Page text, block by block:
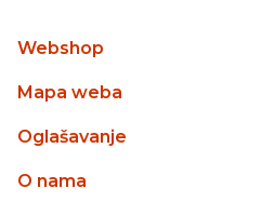
Webshop
Mapa weba
Oglašavanje
O nama